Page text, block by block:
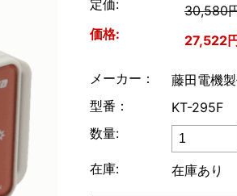
横河計測
リゴル
ローデ・シュワルツ
定価:
30,580
価格:
27,522円
メーカー：
藤田電機
型番：
KT-295F
数量:
在庫:
在庫あり